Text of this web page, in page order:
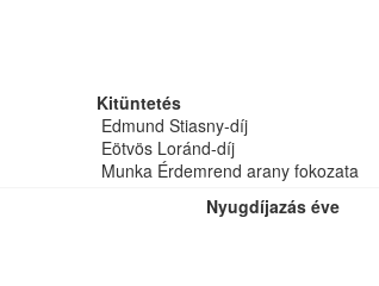
Kitüntetés
Edmund Stiasny-díj
Eötvös Loránd-díj
Munka Érdemrend arany fokozata
Nyugdíjazás éve